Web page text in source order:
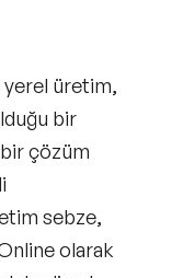
yerel üretim,
bir
çözüm
sebze,
olarak